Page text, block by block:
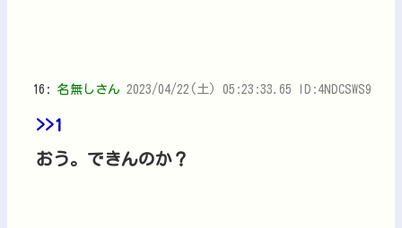
16: 名無しさん 2023/04/22(土) 05:23:33.65 ID:4NDCSWS9
>>1
おう。できんのか？